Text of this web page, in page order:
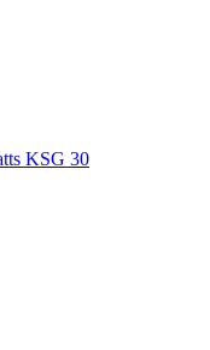
KSG 30